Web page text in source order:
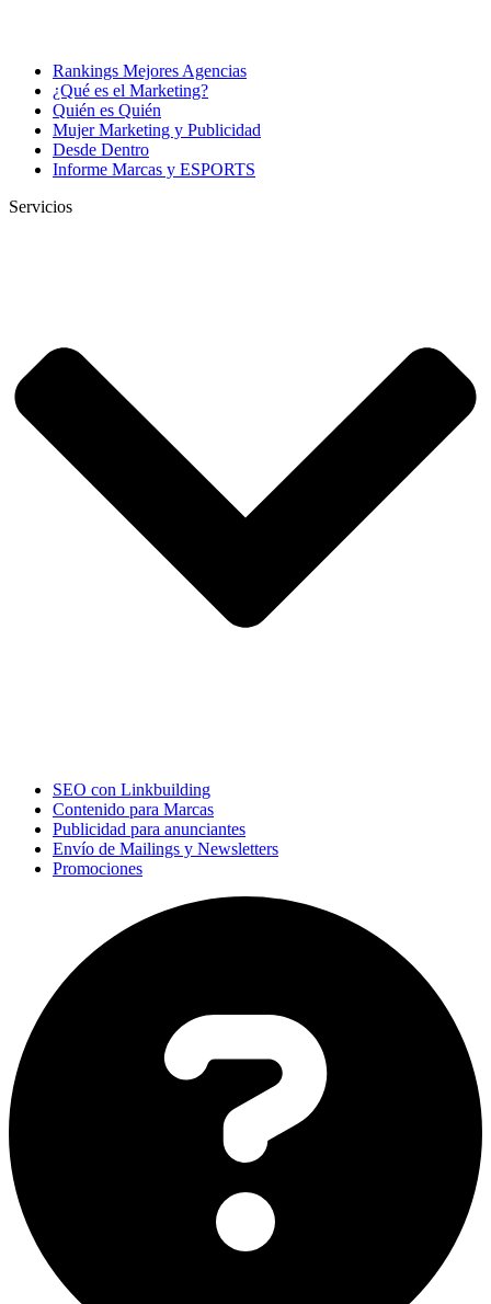
Rankings Mejores Agencias
¿Qué es el Marketing?
Quién es Quién
Mujer Marketing y Publicidad
Desde Dentro
Informe Marcas y ESPORTS
Servicios
SEO con Linkbuilding
Contenido para Marcas
Publicidad para anunciantes
Envío de Mailings y Newsletters
Promociones